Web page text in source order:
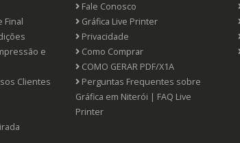
Fale Conosco
Final
Gráfica Live Printer
Privacidade
e
Como Comprar
COMO GERAR PDF/X1A
Clientes
Perguntas Frequentes sobre
Gráfica em Niterói | FAQ Live
Printer